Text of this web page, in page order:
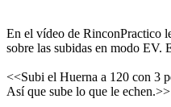
En el vídeo de RinconPractico
sobre las subidas en modo EV.
<<Subi el Huerna a 120 con 3
Así que sube lo que le echen.>>